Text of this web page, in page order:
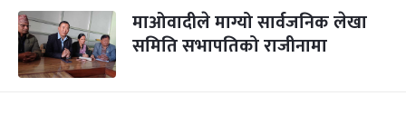
माओवादीले माग्यो सार्वजनिक लेखा
समिति सभापतिको राजीनामा